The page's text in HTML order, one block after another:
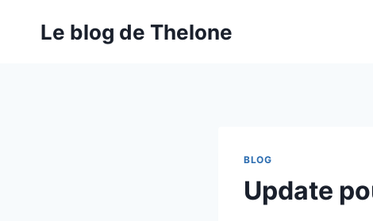
Le blog de Thelone
BLOG
Update